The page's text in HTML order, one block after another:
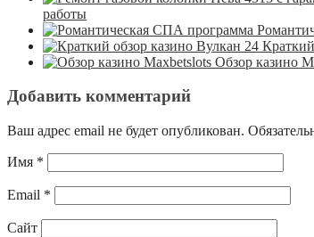
работы
Обзор казино
Добавить комментарий
Ваш адрес email не будет опубликован.
Имя *
Email *
Сайт